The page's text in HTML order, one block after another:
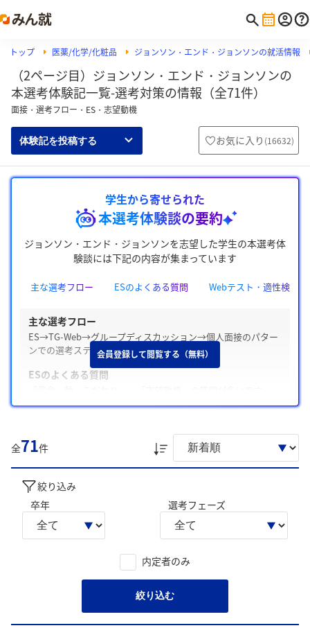
トップ 医薬/化学/化粧品 ジョンソン・エンド・ジョンソンの就活情報
（2ページ目）ジョンソン・エンド・ジョンソンの
本選考体験記一覧-選考対策の情報（全71件）
面接・選考フロー・ES・志望動機
体験記を投稿する お気に入り (16632)
学生から寄せられた
本選考体験談の要約
ジョンソン・エンド・ジョンソンを志望した学生の本選考体
験談には下記の内容が集まっています
主な選考フロー ESのよくある質問 Webテスト・適性検査
主な選考フロー
ES→TG-Web→グループディスカッション→個人面接のパター
ンでの選考ステップが多いです。
ESのよくある質問
面接の特徴
面接は穏やかな雰囲気で、「志望動機」や「就活の軸・志望業
界とその理由」についてよく聞かれます。
内定承諾と辞退
内定承諾した学生は、「超ホワイト企業であるため」、「給料
面やワークライフバランスがしっかりとれそう」を主な理由と
「部門ごとの選考であるため、早期からキャリアプランと志望
部門の業務内容を具体的に結びつけて理解すること」、「自己
分析を徹底し、Our Credoへの共感を自分の経験と合わせて説
会員登録して閲覧する（無料）
全71件
絞り込み
卒年
選考フェーズ
内定者のみ
絞り込む